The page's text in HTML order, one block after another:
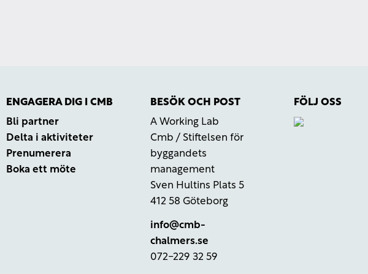
ENGAGERA DIG I CMB
Bli partner
Delta i aktiviteter
Prenumerera
Boka ett möte
BESÖK OCH POST
A Working Lab
Cmb / Stiftelsen för
byggandets
management
Sven Hultins Plats 5
412 58 Göteborg
info@cmb-
chalmers.se
072-229 32 59
FÖLJ OSS